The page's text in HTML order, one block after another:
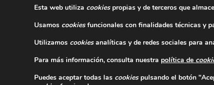
Esta web utiliza cookiespropias y de terceros que
Usamos cookiesfuncionales con finalidades técnicas y
Utilizamos cookiesanalíticas y de redes sociales para
Para más información, consulta nuestra política de
Puedes aceptar todas las cookiespulsando el botón